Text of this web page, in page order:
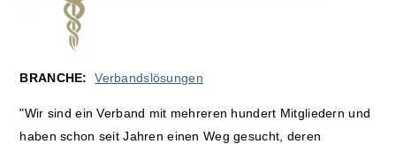
BRANCHE: Verbandslösungen
"Wir sind ein Verband mit mehreren hundert Mitgliedern und
haben schon seit Jahren einen Weg gesucht, deren